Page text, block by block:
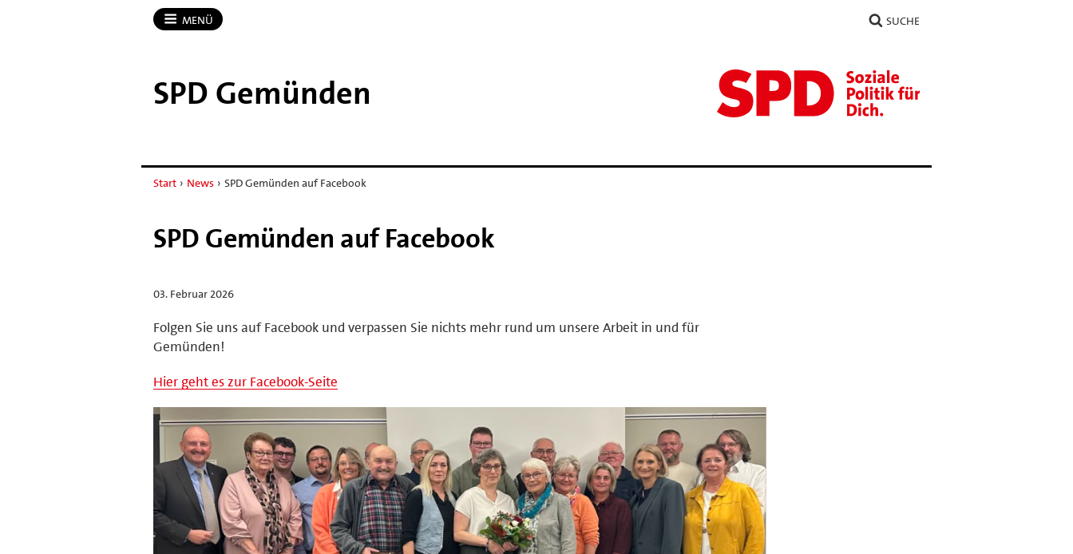
MENÜ SUCHE
SPD Gemünden
Start › News › SPD Gemünden auf Facebook
SPD Gemünden auf Facebook
03. Februar 2026
Folgen Sie uns auf Facebook und verpassen Sie nichts mehr rund um unsere Arbeit in und für
Gemünden!
Hier geht es zur Facebook-Seite